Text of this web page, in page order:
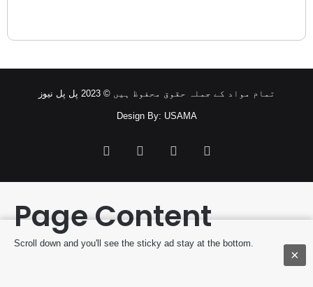
تمام مواد کے جملہ حقوق محفوظ ہیں © 2023 پل پل نیوز
Design By: USAMA
FacebookTwitter YouTube
Page Content
Scroll down and you'll see the sticky ad stay at the bottom.
×